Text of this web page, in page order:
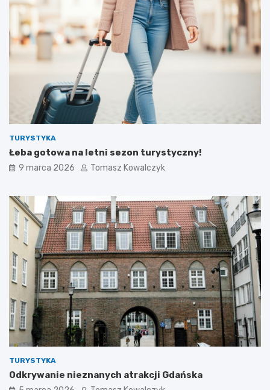
TURYSTYKA
Łeba gotowa na letni sezon turystyczny!
9 marca 2026 Tomasz Kowalczyk
TURYSTYKA
Odkrywanie nieznanych atrakcji Gdańska